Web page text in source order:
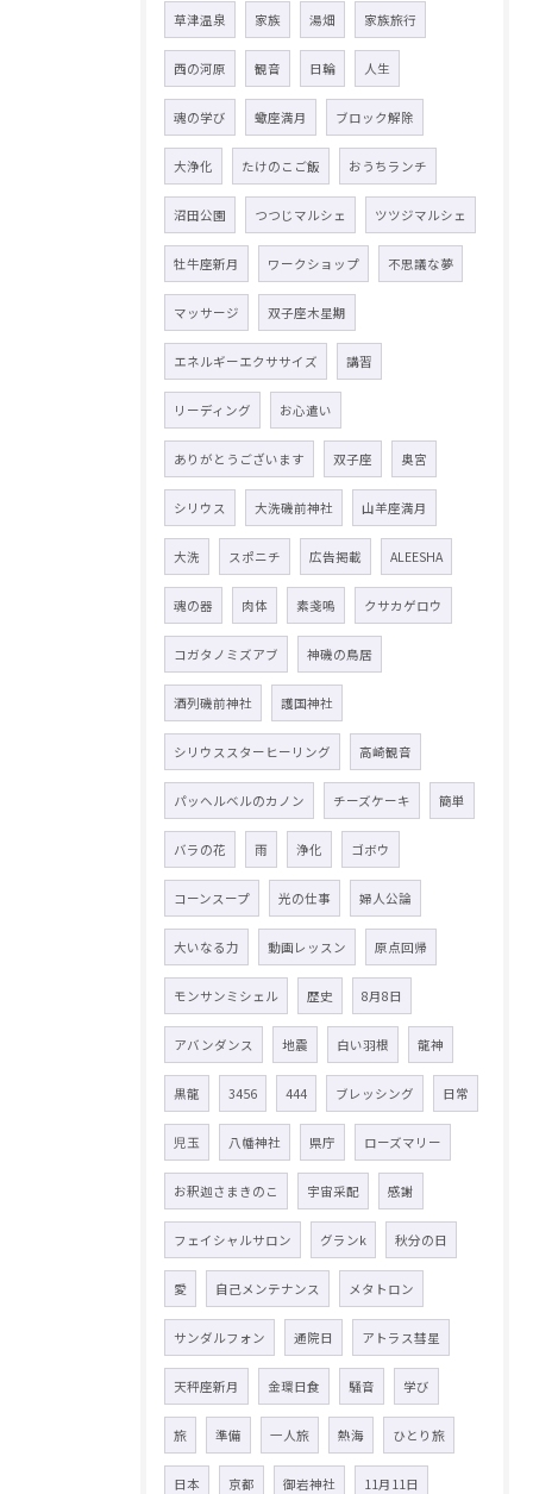
草津温泉 家族 湯畑 家族旅行
西の河原 観音 日輪 人生
魂の学び 蠍座満月 ブロック解除
大浄化 たけのこご飯 おうちランチ
沼田公園 つつじマルシェ ツツジマルシェ
牡牛座新月 ワークショップ 不思議な夢
マッサージ 双子座木星期
エネルギーエクササイズ 講習
リーディング お心遣い
ありがとうございます 双子座 奥宮
シリウス 大洗磯前神社 山羊座満月
大洗 スポニチ 広告掲載 ALEESHA
魂の器 肉体 素戔嗚 クサカゲロウ
コガタノミズアブ 神磯の鳥居
酒列磯前神社 護国神社
シリウススターヒーリング 高崎観音
パッヘルベルのカノン チーズケーキ 簡単
バラの花 雨 浄化 ゴボウ
コーンスープ 光の仕事 婦人公論
大いなる力 動画レッスン 原点回帰
モンサンミシェル 歴史 8月8日
アバンダンス 地震 白い羽根 龍神
黒龍 3456 444 ブレッシング 日常
児玉 八幡神社 県庁 ローズマリー
お釈迦さまきのこ 宇宙采配 感謝
フェイシャルサロン グランk 秋分の日
愛 自己メンテナンス メタトロン
サンダルフォン 通院日 アトラス彗星
天秤座新月 金環日食 騒音 学び
旅 準備 一人旅 熱海 ひとり旅
日本 京都 御岩神社 11月11日